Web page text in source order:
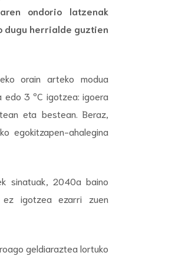
ondorio latzenak
dugu herrialde guztien
orain arteko modua
edo 3 ºC igotzea: igoera
eta bestean. Beraz,
egokitzapen-ahalegina
sinatuak, 2040a baino
igotzea ezarri zuen
geldiaraztea lortuko